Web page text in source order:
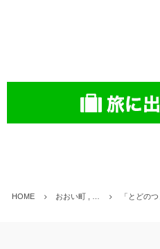
HOME おおい町 , … 「とどの